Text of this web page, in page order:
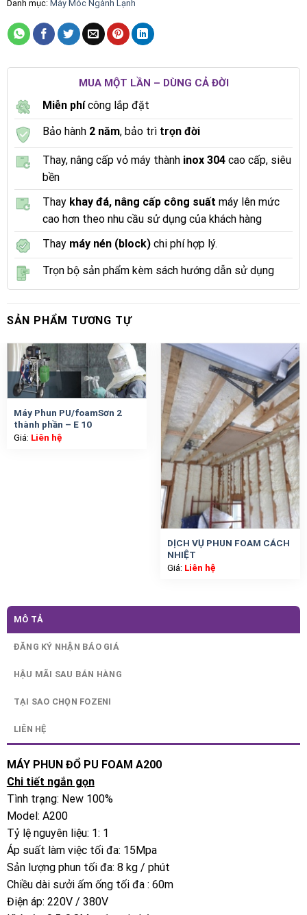
Danh mục: Máy Móc Ngành Lạnh
MUA MỘT LẦN – DÙNG CẢ ĐỜI
Miễn phícông lắp đặt
Bảo hành 2 năm, bảo trì trọn đời
Thay, nâng cấp vỏ máy thành inox 304cao cấp, siêu
bền
Thay khay đá, nâng cấp công suất máy lên mức
cao hơn theo nhu cầu sử dụng của khách hàng
Thaymáy nén (block)chi phí hợp lý.
Trọn bộ sản phẩm kèm sách hướng dẫn sử dụng
SẢN PHẨM TƯƠNG TỰ
Máy Phun PU/foamSơn 2
thành phần – E 10
Giá: Liên hệ
DỊCH VỤ PHUN FOAM CÁCH
NHIỆT
Giá: Liên hệ
MÔ TẢ
ĐĂNG KÝ NHẬN BÁO GIÁ
HẬU MÃI SAU BÁN HÀNG
TẠI SAO CHỌN FOZENI
LIÊN HỆ
MÁY PHUN ĐỔ PU FOAM A200
Chi tiết ngắn gọn
Tình trạng: New 100%
Model: A200
Tỷ lệ nguyên liệu: 1: 1
Áp suất làm việc tối đa: 15Mpa
Sản lượng phun tối đa: 8 kg / phút
Chiều dài sưởi ấm ống tối đa : 60m
Điện áp: 220V / 380V